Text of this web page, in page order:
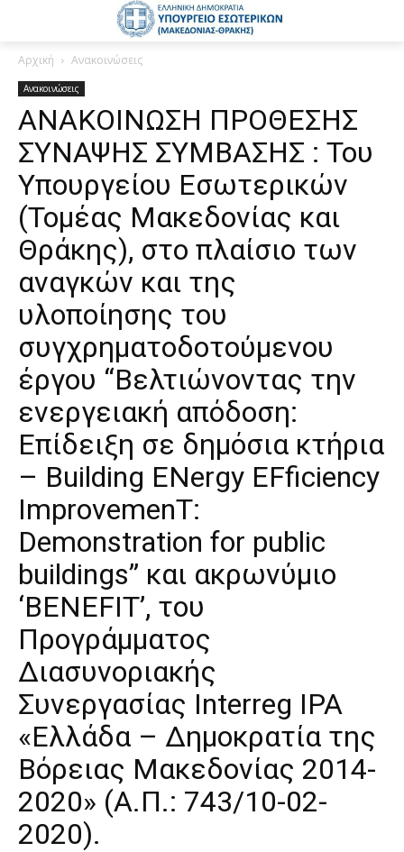
Αρχική Ανακοινώσεις
Ανακοινώσεις
ΑΝΑΚΟΙΝΩΣΗ ΠΡΟΘΕΣΗΣ
ΣΥΝΑΨΗΣ ΣΥΜΒΑΣΗΣ : Του
Υπουργείου Εσωτερικών
(Τομέας Μακεδονίας και
Θράκης), στο πλαίσιο των
αναγκών και της
υλοποίησης του
συγχρηματοδοτούμενου
έργου “Βελτιώνοντας την
ενεργειακή απόδοση:
Επίδειξη σε δημόσια κτήρια
– Building ENergy EFficiency
ImprovemenT:
Demonstration for public
buildings” και ακρωνύμιο
‘BENEFIT’, του
Προγράμματος
Διασυνοριακής
Συνεργασίας Interreg IPA
«Ελλάδα – Δημοκρατία της
Βόρειας Μακεδονίας 2014-
2020» (Α.Π.: 743/10-02-
2020).